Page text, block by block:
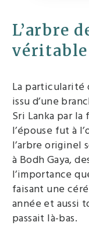
L’arbre
véritable
La particularité
issu d’une
Sri Lanka par
l’épouse fut à
l’arbre originel
à Bodh Gaya,
l’importance
faisant une
année et aussi
passait là-bas.